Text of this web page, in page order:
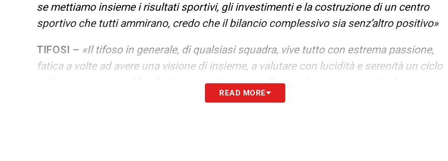
se mettiamo insieme i risultati sportivi, gli investimenti e la costruzione di un centro
sportivo che tutti ammirano, credo che il bilancio complessivo sia senz’altro positivo»
TIFOSI – «Il tifoso in generale, di qualsiasi squadra, vive tutto con estrema passione,
fatica a volte ad avere una visione di insieme, a valutare con lucidità e serenità un ciclo
nella sua ampiezza. Vive il giorno per giorno, se già non si vince una partita è un
dramma. Anche negli anni scorsi la cessione di alcuni giocatori, che volevano andare via,
READ MORE